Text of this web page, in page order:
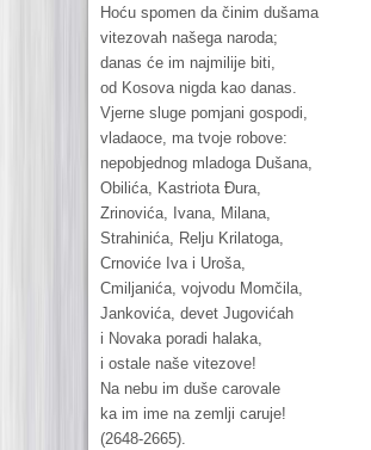
Hoću spomen da činim dušama
vitezovah našega naroda;
danas će im najmilije biti,
od Kosova nigda kao danas.
Vjerne sluge pomjani gospodi,
vladaoce, ma tvoje robove:
nepobjednog mladoga Dušana,
Obilića, Kastriota Đura,
Zrinovića, Ivana, Milana,
Strahinića, Relju Krilatoga,
Crnoviće Iva i Uroša,
Cmiljanića, vojvodu Momčila,
Jankovića, devet Jugovićah
i Novaka poradi halaka,
i ostale naše vitezove!
Na nebu im duše carovale
ka im ime na zemlji caruje!
(2648-2665).